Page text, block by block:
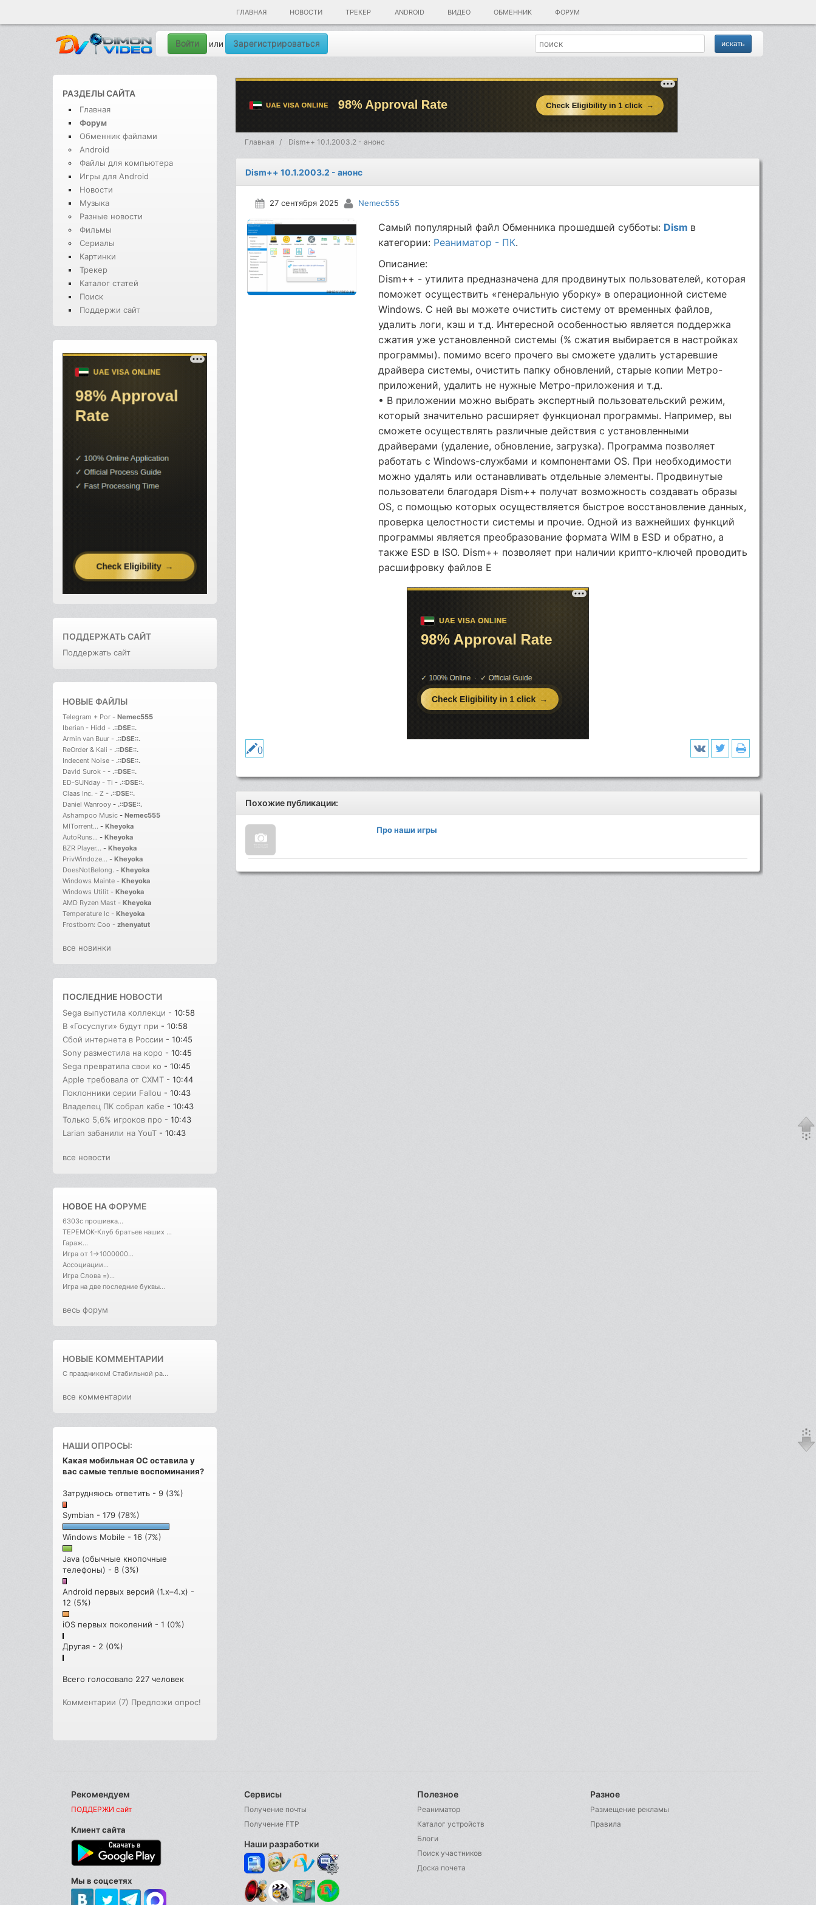
ГЛАВНАЯ НОВОСТИ ТРЕКЕР ANDROID ВИДЕО ОБМЕННИК ФОРУМ
Войти или Зарегистрироваться
РАЗДЕЛЫ САЙТА
Главная
Форум
Обменник файлами
Android
Файлы для компьютера
Игры для Android
Новости
Музыка
Разные новости
Фильмы
Сериалы
Картинки
Трекер
Каталог статей
Поиск
Поддержи сайт
ПОДДЕРЖАТЬ САЙТ
Поддержать сайт
НОВЫЕ ФАЙЛЫ
Telegram + Por - Nemec555
Iberian - Hidd - .::DSE::.
Armin van Buur - .::DSE::.
ReOrder & Kali - .::DSE::.
Indecent Noise - .::DSE::.
David Surok - - .::DSE::.
ED-SUNday - Ti - .::DSE::.
Claas Inc. - Z - .::DSE::.
Daniel Wanrooy - .::DSE::.
Ashampoo Music - Nemec555
MITorrent... - Kheyoka
AutoRuns... - Kheyoka
BZR Player... - Kheyoka
PrivWindoze... - Kheyoka
DoesNotBelong. - Kheyoka
Windows Mainte - Kheyoka
Windows Utilit - Kheyoka
AMD Ryzen Mast - Kheyoka
Temperature Ic - Kheyoka
Frostborn: Coo - zhenyatut
все новинки
ПОСЛЕДНИЕ НОВОСТИ
Sega выпустила коллекци - 10:58
В «Госуслуги» будут при - 10:58
Сбой интернета в России - 10:45
Sony разместила на коро - 10:45
Sega превратила свои ко - 10:45
Apple требовала от CXMT - 10:44
Поклонники серии Fallou - 10:43
Владелец ПК собрал кабе - 10:43
Только 5,6% игроков про - 10:43
Larian забанили на YouT - 10:43
все новости
НОВОЕ НАФОРУМЕ
6303с прошивка...
ТЕРЕМОК-Клуб братьев наших ...
Гараж...
Игра от 1->1000000...
Ассоциации...
Игра Слова =)...
Игра на две последние буквы...
весь форум
НОВЫЕ КОММЕНТАРИИ
С праздником! Стабильной ра...
все комментарии
НАШИ ОПРОСЫ:
Какая мобильная ОС оставила у
вас самые теплые воспоминания?
Затрудняюсь ответить - 9 (3%)
Symbian - 179 (78%)
Windows Mobile - 16 (7%)
Java (обычные кнопочные
телефоны) - 8 (3%)
Android первых версий (1.x–4.x) -
12 (5%)
iOS первых поколений - 1 (0%)
Другая - 2 (0%)
Всего голосовало 227 человек
Комментарии (7) Предложи опрос!
Главная Dism++ 10.1.2003.2 - анонс
Dism++ 10.1.2003.2 - анонс
27 сентября 2025 Nemec555
Самый популярный файл Обменника прошедшей субботы: Dism в
категории: Реаниматор - ПК.
Описание:
Dism++ - утилита предназначена для продвинутых пользователей, которая
поможет осуществить «генеральную уборку» в операционной системе
Windows. С ней вы можете очистить систему от временных файлов,
удалить логи, кэш и т.д. Интересной особенностью является поддержка
сжатия уже установленной системы (% сжатия выбирается в настройках
программы). помимо всего прочего вы сможете удалить устаревшие
драйвера системы, очистить папку обновлений, старые копии Метро-
приложений, удалить не нужные Метро-приложения и т.д.
• В приложении можно выбрать экспертный пользовательский режим,
который значительно расширяет функционал программы. Например, вы
сможете осуществлять различные действия с установленными
драйверами (удаление, обновление, загрузка). Программа позволяет
работать с Windows-службами и компонентами OS. При необходимости
можно удалять или останавливать отдельные элементы. Продвинутые
пользователи благодаря Dism++ получат возможность создавать образы
OS, с помощью которых осуществляется быстрое восстановление данных,
проверка целостности системы и прочие. Одной из важнейших функций
программы является преобразование формата WIM в ESD и обратно, а
также ESD в ISO. Dism++ позволяет при наличии крипто-ключей проводить
расшифровку файлов E
0
Похожие публикации:
Про наши игры
Рекомендуем
ПОДДЕРЖИ сайт
Клиент сайта
Мы в соцсетях
Сервисы
Получение почты
Получение FTP
Наши разработки
Полезное
Реаниматор
Каталог устройств
Блоги
Поиск участников
Доска почета
Разное
Размещение рекламы
Правила